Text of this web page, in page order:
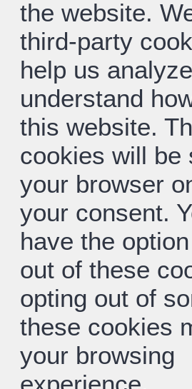
the website.
third-party
help us
understand
this website.
cookies will be
your browser
your consent.
have the
out of these
opting out of
these cookies
your browsing
experience.